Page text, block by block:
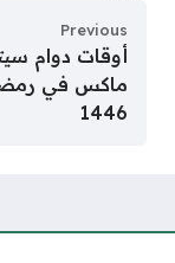
Previous
أوقات دوام
ماكس في
1446